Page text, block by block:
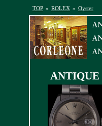
TOP » ROLEX » Oyster
ANTIQUE